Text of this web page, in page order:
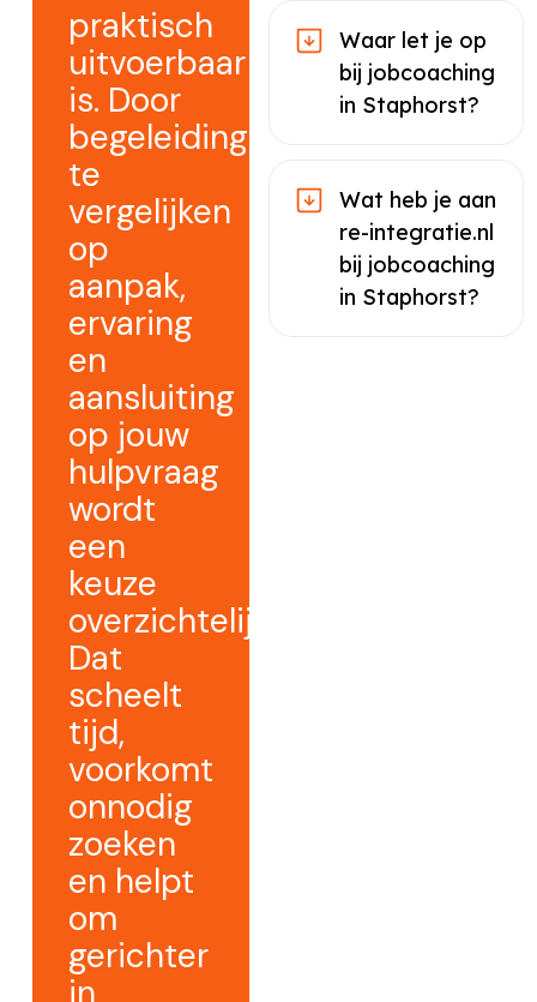
praktisch
uitvoerbaar
is. Door
begeleiding
te
vergelijken
op
aanpak,
ervaring
en
aansluiting
op jouw
hulpvraag
wordt
een
keuze
overzichtelijker.
Dat
scheelt
tijd,
voorkomt
onnodig
zoeken
en helpt
om
gerichter
Waar let je op
bij jobcoaching
in Staphorst?
Wat heb je aan
re-integratie.nl
bij jobcoaching
in Staphorst?